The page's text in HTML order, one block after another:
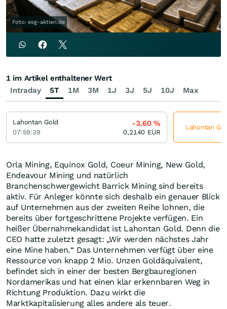
Foto: esg-aktien.de
Orla Mining, Equinox Gold, Coeur Mining, New Gold,
Endeavour Mining und natürlich
Branchenschwergewicht Barrick Mining sind bereits
aktiv. Für Anleger könnte sich deshalb ein genauer Blick
auf Unternehmen aus der zweiten Reihe lohnen, die
bereits über fortgeschrittene Projekte verfügen. Ein
heißer Übernahmekandidat ist Lahontan Gold. Denn die
CEO hatte zuletzt gesagt: „Wir werden nächstes Jahr
eine Mine haben.“ Das Unternehmen verfügt über eine
Ressource von knapp 2 Mio. Unzen Goldäquivalent,
befindet sich in einer der besten Bergbauregionen
Nordamerikas und hat einen klar erkennbaren Weg in
Richtung Produktion. Dazu wirkt die
Marktkapitalisierung alles andere als teuer.
Intraday 5T 1M 3M 1J 3J 5J 10J Max
1 im Artikel enthaltener Wert
Lahontan Gold
07:59:39
-3,60%
0,2140 EUR
Lahontan